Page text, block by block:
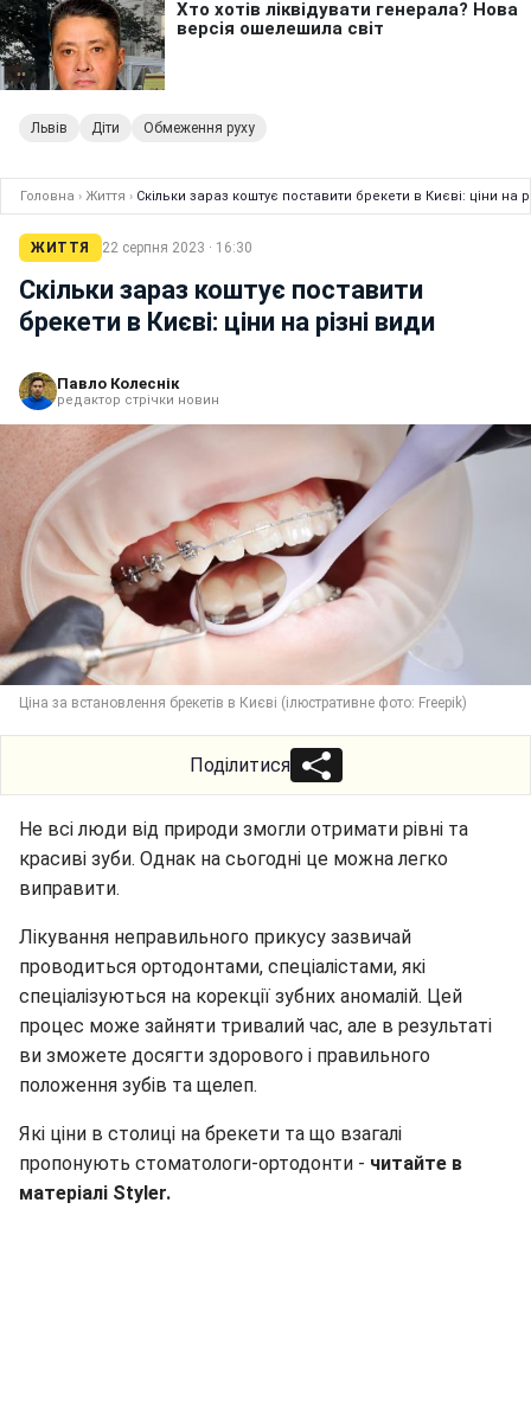
Львів Діти Обмеження руху
Головна › Життя › Скільки зараз коштує поставити брекети в Києві: ціни на
ЖИТТЯ 22 серпня 2023 · 16:30
Скільки зараз коштує поставити
брекети в Києві: ціни на різні види
Павло Колеснік
редактор стрічки новин
Ціна за встановлення брекетів в Києві (ілюстративне фото: Freepik)
Поділитися
Не всі люди від природи змогли отримати рівні та
красиві зуби. Однак на сьогодні це можна легко
виправити.
Лікування неправильного прикусу зазвичай
проводиться ортодонтами, спеціалістами, які
спеціалізуються на корекції зубних аномалій. Цей
процес може зайняти тривалий час, але в результаті
ви зможете досягти здорового і правильного
положення зубів та щелеп.
Які ціни в столиці на брекети та що взагалі
пропонують стоматологи-ортодонти - читайте в
матеріалі Styler.